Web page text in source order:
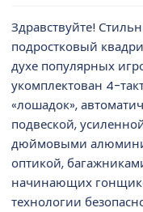
Здравствуйте!
подростковый
духе популярных
укомплектован 4-
«лошадок»,
подвеской,
дюймовыми
оптикой,
начинающих
технологии